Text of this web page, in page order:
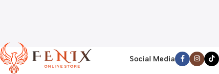
Social Media